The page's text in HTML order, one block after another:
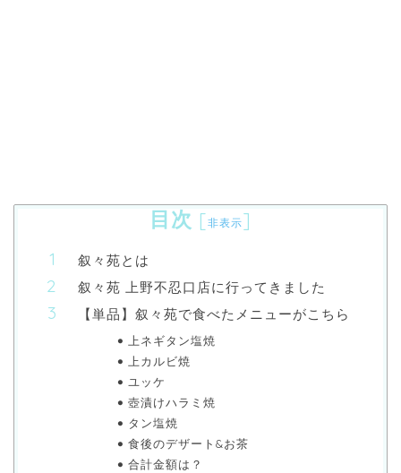
目次 [非表示]
叙々苑とは
叙々苑 上野不忍口店に行ってきました
【単品】叙々苑で食べたメニューがこちら
上ネギタン塩焼
上カルビ焼
ユッケ
壺漬けハラミ焼
タン塩焼
食後のデザート&お茶
合計金額は？